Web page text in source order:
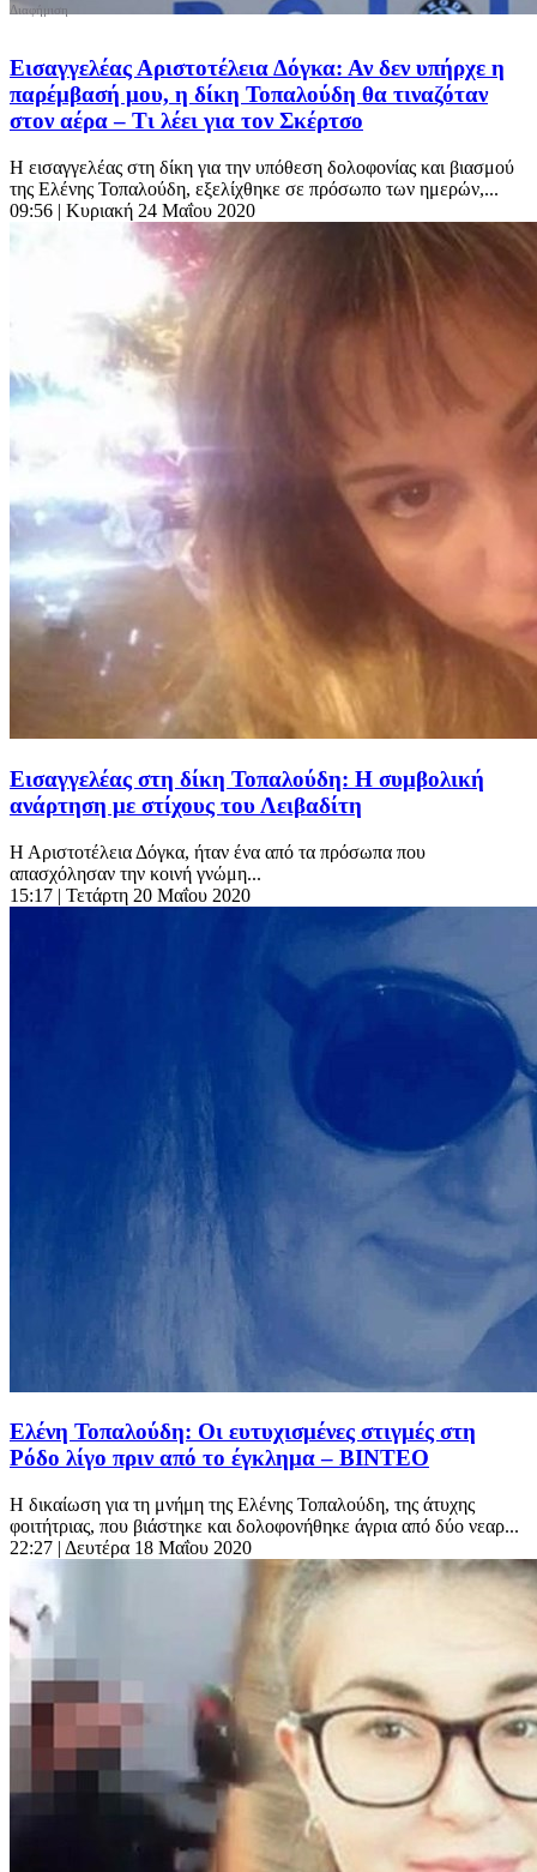
Εισαγγελέας Αριστοτέλεια Δόγκα: Αν δεν υπήρχε η
παρέμβασή μου, η δίκη Τοπαλούδη θα τιναζόταν
στον αέρα – Τι λέει για τον Σκέρτσο
Η εισαγγελέας στη δίκη για την υπόθεση δολοφονίας και βιασμού
της Ελένης Τοπαλούδη, εξελίχθηκε σε πρόσωπο των ημερών,...
09:56 | Κυριακή 24 Μαΐου 2020
Εισαγγελέας στη δίκη Τοπαλούδη: Η συμβολική
ανάρτηση με στίχους του Λειβαδίτη
Η Αριστοτέλεια Δόγκα, ήταν ένα από τα πρόσωπα που
απασχόλησαν την κοινή γνώμη...
15:17 | Τετάρτη 20 Μαΐου 2020
Ελένη Τοπαλούδη: Οι ευτυχισμένες στιγμές στη
Ρόδο λίγο πριν από το έγκλημα – ΒΙΝΤΕΟ
Η δικαίωση για τη μνήμη της Ελένης Τοπαλούδη, της άτυχης
φοιτήτριας, που βιάστηκε και δολοφονήθηκε άγρια από δύο νεαρ...
22:27 | Δευτέρα 18 Μαΐου 2020